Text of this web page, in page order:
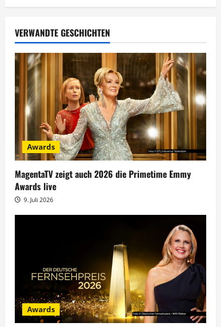
g
s
n
a
i
g
a
t
VERWANDTE GESCHICHTEN
Awards
MagentaTV zeigt auch 2026 die Primetime Emmy
Awards live
9. Juli 2026
Awards